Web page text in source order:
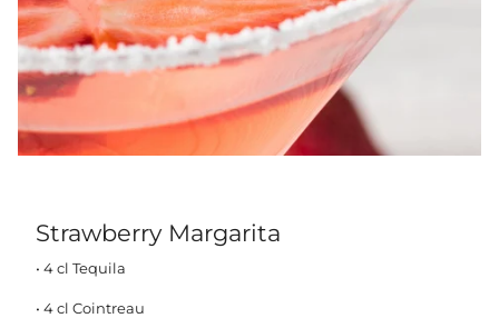
Strawberry Margarita
• 4 cl Tequila
• 4 cl Cointreau